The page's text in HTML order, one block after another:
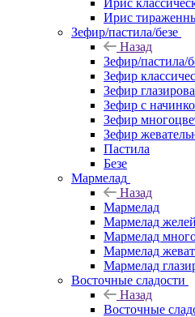
Ирис
Ирис
Зефир/пастила/безе
Назад
Зефир/пастила/
Зефир
Зефир
Зефир с
Зефир
Зефир
Пастила
Безе
Мармелад
Назад
Мармелад
Мармелад
Мармелад
Мармелад
Мармелад
Восточные сладости
Назад
Восточные